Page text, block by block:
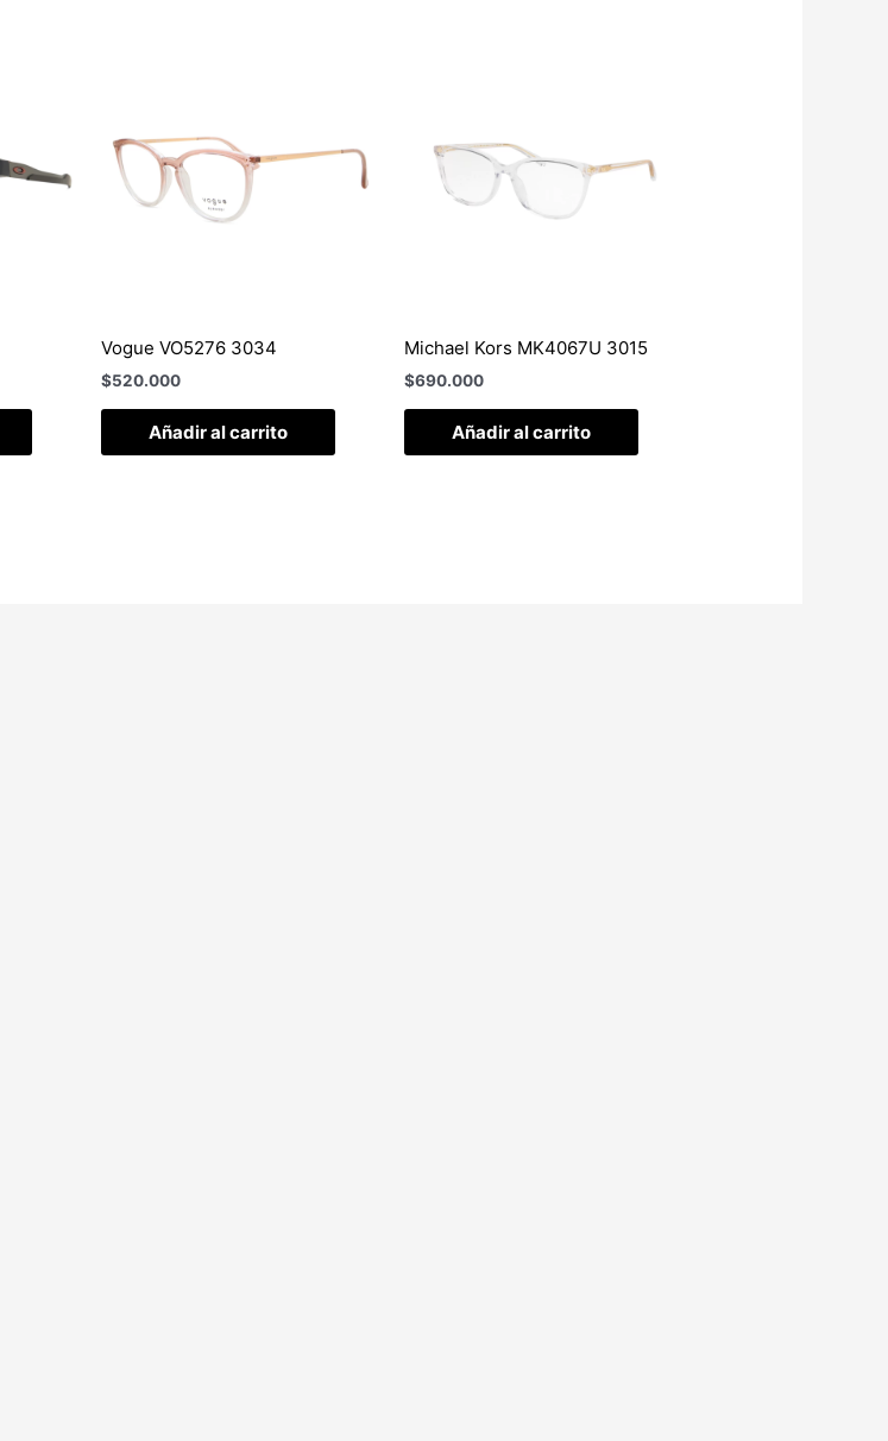
Vogue VO5276 3034
$520.000
Añadir al carrito
Michael Kors MK4067U 3015
$690.000
Añadir al carrito